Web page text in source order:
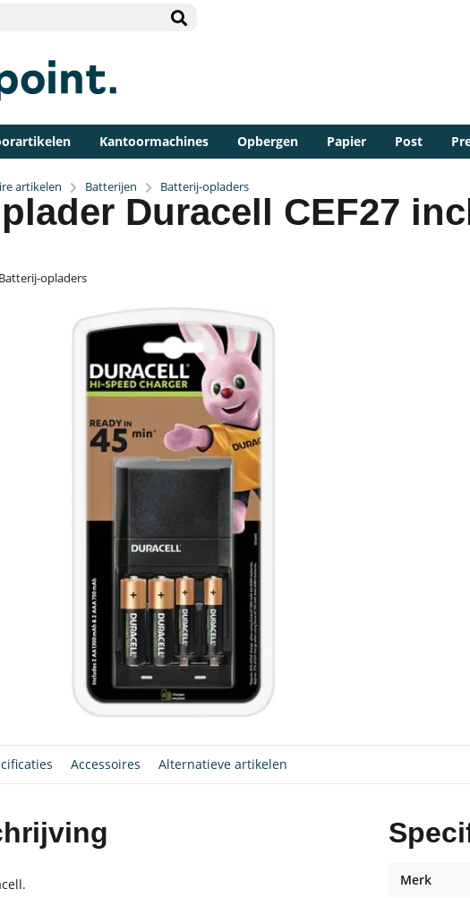
Kantoormachines Opbergen Papier Post
artikelen Batterijen Batterij-opladers
Duracell CEF27
opladers
Accessoires Alternatieve artikelen
Merk